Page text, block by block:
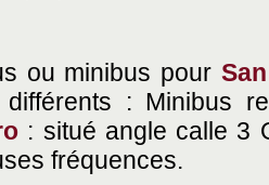
ou minibus pour
différents : Minibus
: situé angle calle 3
fréquences.